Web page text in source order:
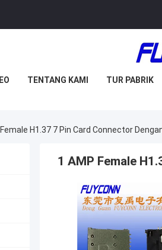
TENTANG KAMI TUR PABRIK
H1.37 7 Pin Card Connector
1 AMP Female